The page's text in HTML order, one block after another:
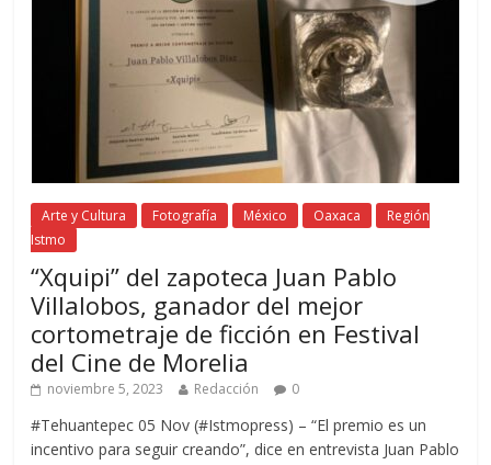
Arte y Cultura Fotografía México Oaxaca
Región
Istmo
“Xquipi” del zapoteca Juan Pablo
Villalobos, ganador del mejor
cortometraje de ficción en Festival
del Cine de Morelia
noviembre 5, 2023 Redacción 0
#Tehuantepec 05 Nov (#Istmopress) – “El premio es un
incentivo para seguir creando”, dice en entrevista Juan Pablo